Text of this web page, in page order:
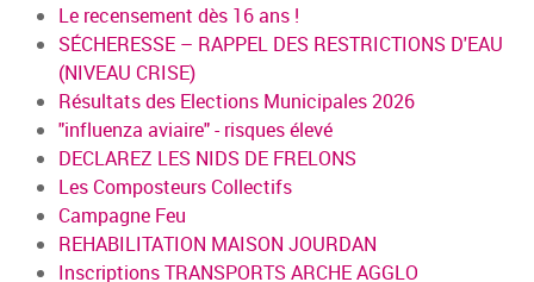
Le recensement dès 16 ans !
SÉCHERESSE – RAPPEL DES RESTRICTIONS D'EAU
(NIVEAU CRISE)
Résultats des Elections Municipales 2026
"influenza aviaire" - risques élevé
DECLAREZ LES NIDS DE FRELONS
Les Composteurs Collectifs
Campagne Feu
REHABILITATION MAISON JOURDAN
Inscriptions TRANSPORTS ARCHE AGGLO